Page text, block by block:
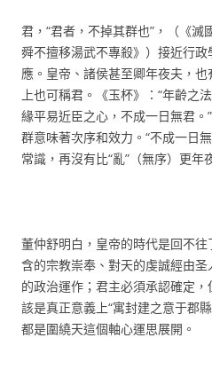
君，“君者，不掉其群也”，（《滅
舜不擅移湯武不專殺》）接近行
應。皇帝、諸侯甚至卿年夜夫，
上也可稱君。《玉杯》：“年齡之
緣平易近臣之心，不成一日無君。
群意味著次序和效力。“不成一日
常識，再沒有比“亂”（無序）更年
董仲舒明白，皇帝的時代是回不
含的宗教崇奉、對天的虔誠經由
的政治運作；君主必須承認確定，
該是真正意義上“寓封建之意于郡
都是圍繞天這個軸心運思展開。